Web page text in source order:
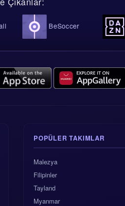
BeSoccer
POPÜLER TAKIMLAR
Malezya
Filipinler
Tayland
Myanmar